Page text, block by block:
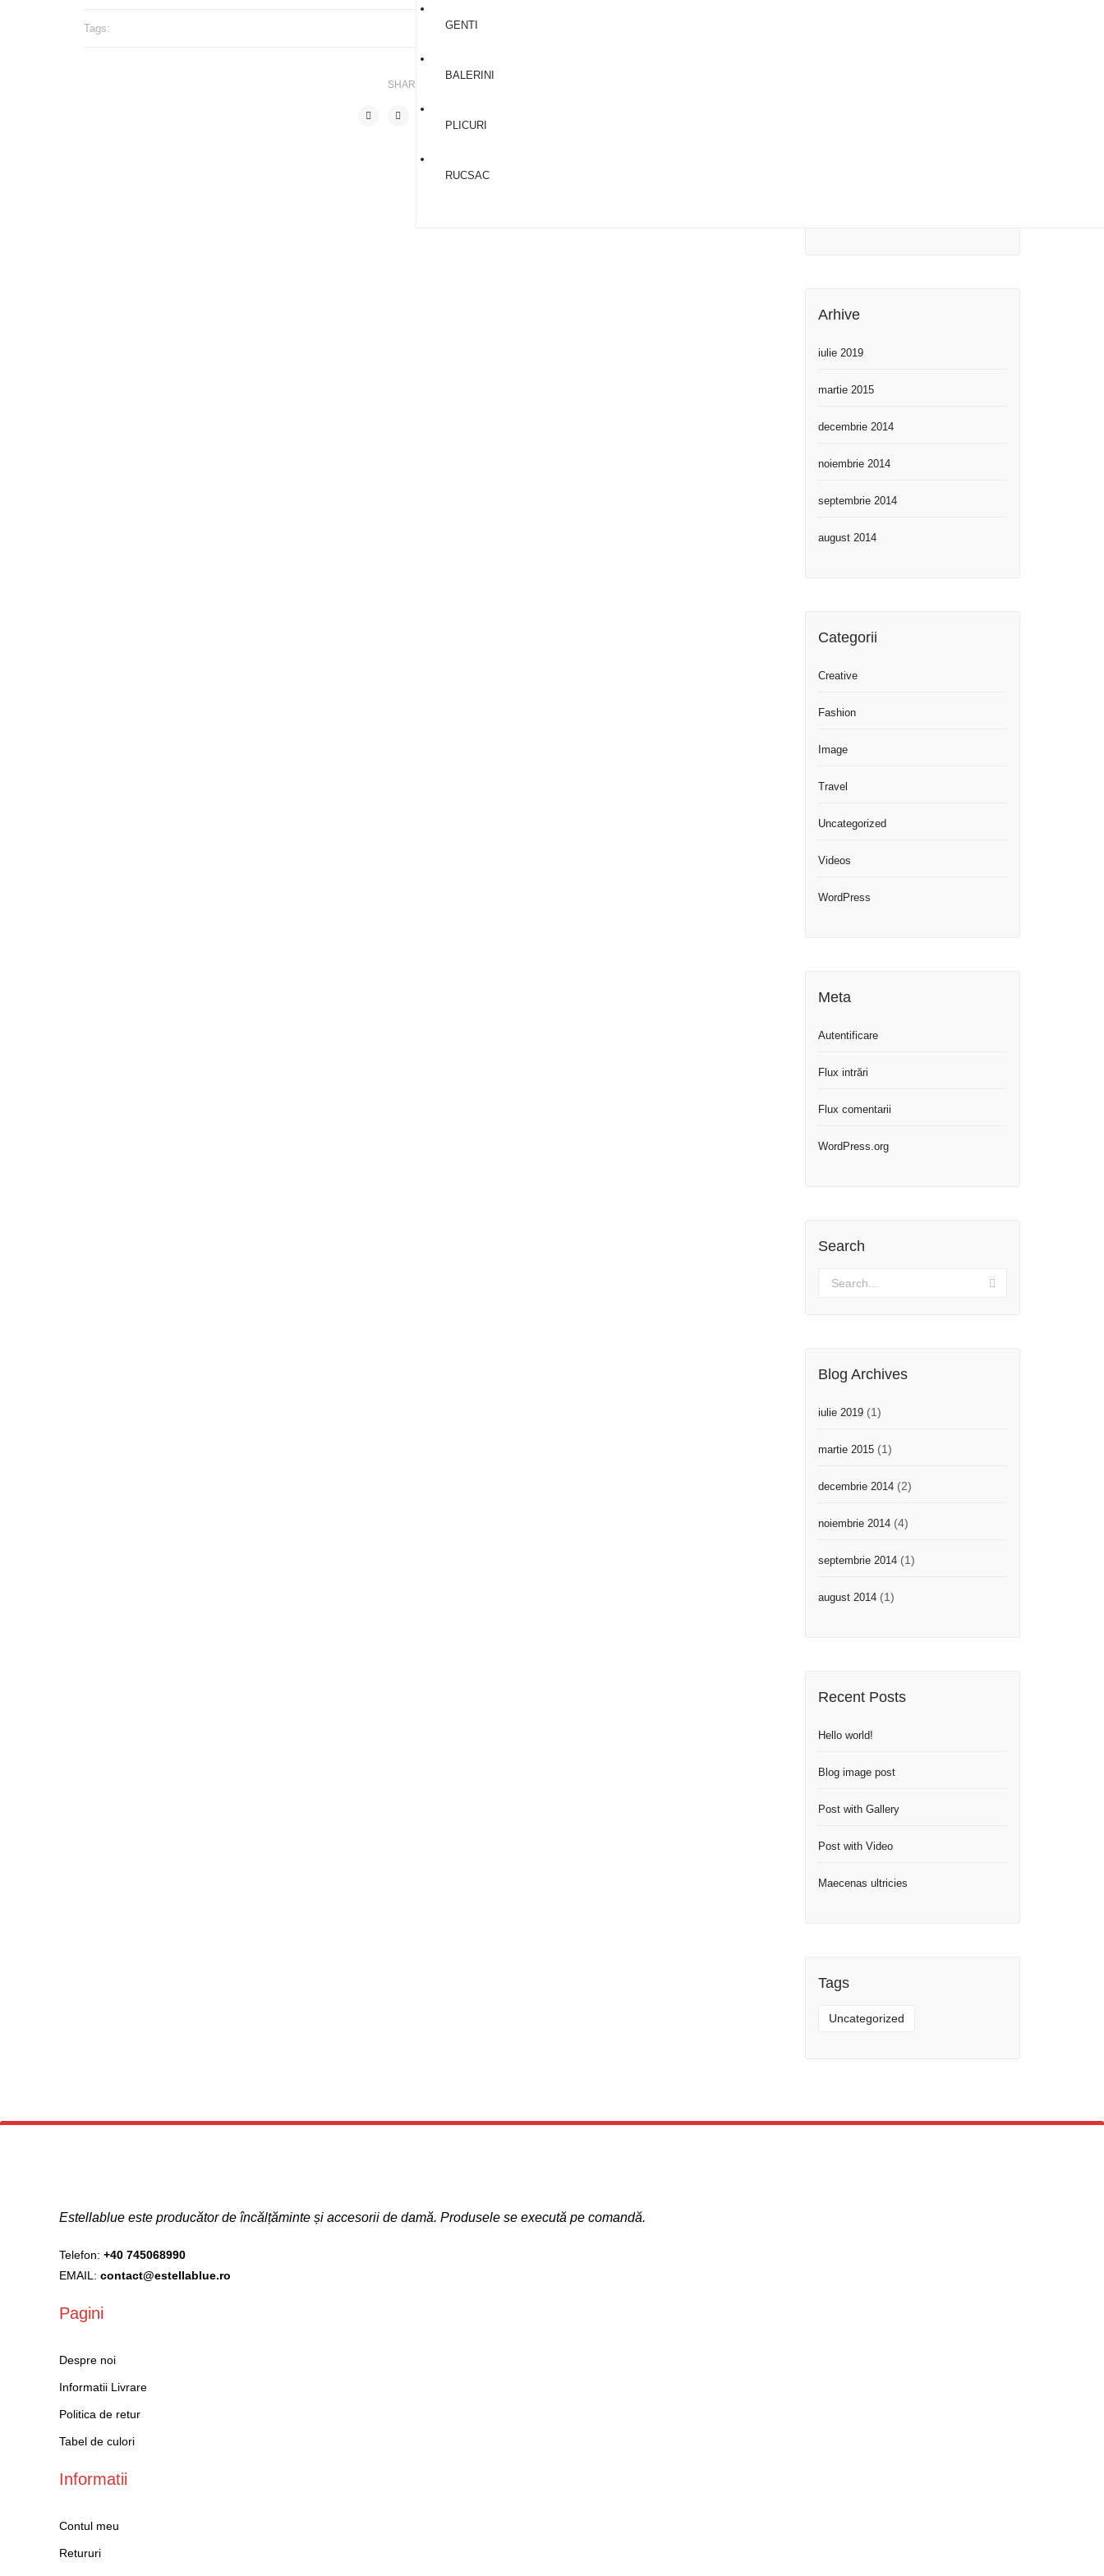
GENTI
BALERINI
PLICURI
RUCSAC
Tags:
SHARE THIS POST
Arhive
iulie 2019
martie 2015
decembrie 2014
noiembrie 2014
septembrie 2014
august 2014
Categorii
Creative
Fashion
Image
Travel
Uncategorized
Videos
WordPress
Meta
Autentificare
Flux intrări
Flux comentarii
WordPress.org
Search
Blog Archives
iulie 2019(1)
martie 2015(1)
decembrie 2014(2)
noiembrie 2014(4)
septembrie 2014(1)
august 2014(1)
Recent Posts
Hello world!
Blog image post
Post with Gallery
Post with Video
Maecenas ultricies
Tags
Uncategorized
Estellablue este producător de încălțăminte și accesorii de damă. Produsele se execută pe comandă.
Telefon: +40 745068990
EMAIL: contact@estellablue.ro
Pagini
Despre noi
Informatii Livrare
Politica de retur
Tabel de culori
Informatii
Contul meu
Retururi